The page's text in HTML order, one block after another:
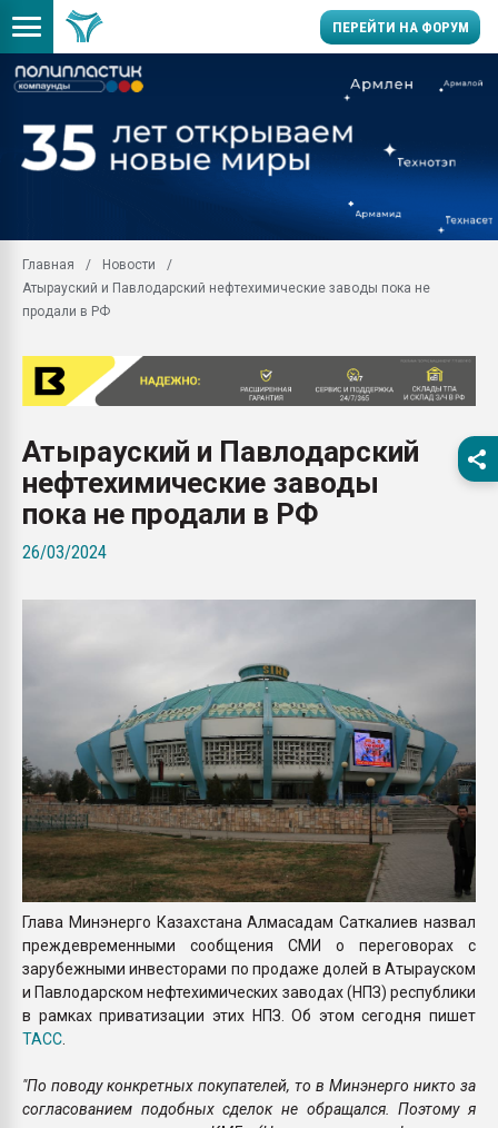
ПЕРЕЙТИ НА ФОРУМ
Вакуум-формовочные
28.07.2026
Всё, что касается
бутылок
вакуумного
Продам отходы
поликарбоната и АБС-
Главная
Новости
Атырауский и Павлодарский нефтехимические заводы пока не
продали в РФ
Атырауский и Павлодарский
нефтехимические заводы
пока не продали в РФ
26/03/2024
Глава Минэнерго Казахстана Алмасадам Саткалиев назвал
преждевременными сообщения СМИ о переговорах с
зарубежными инвесторами по продаже долей в Атырауском
и Павлодарском нефтехимических заводах (НПЗ) республики
в рамках приватизации этих НПЗ. Об этом сегодня пишет
ТАСС
"По поводу конкретных покупателей, то в Минэнерго никто за
согласованием подобных сделок не обращался. Поэтому я